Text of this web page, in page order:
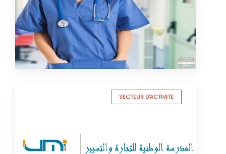
SECTEUR D'ACTIVITE